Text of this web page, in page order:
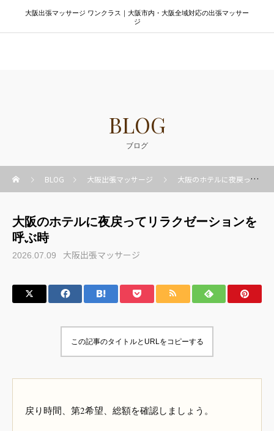
大阪出張マッサージ ワンクラス｜大阪市内・大阪全域対応の出張マッサー
ジ
BLOG
ブログ
BLOG 大阪出張マッサージ 大阪のホテルに夜戻ってリラクゼーションを呼ぶ時
大阪のホテルに夜戻ってリラクゼーションを
呼ぶ時
2026.07.09 大阪出張マッサージ
この記事のタイトルとURLをコピーする
戻り時間、第2希望、総額を確認しましょう。